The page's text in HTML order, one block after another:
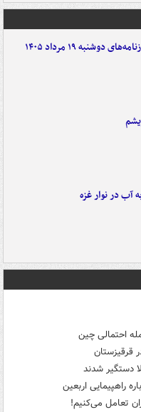
۱۹ مرداد ۱۴۰۵
آب در نوار غزه
احتمالی چین
قرقیزستان
راهپیمایی اربعین
تعامل می‌کنیم!